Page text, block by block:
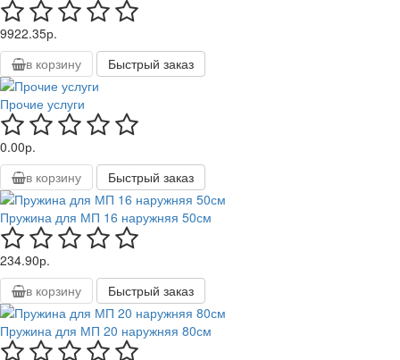
9922.35р.
в корзину
Быстрый заказ
Прочие услуги
0.00р.
в корзину
Быстрый заказ
Пружина для МП 16 наружняя 50см
234.90р.
в корзину
Быстрый заказ
Пружина для МП 20 наружняя 80см